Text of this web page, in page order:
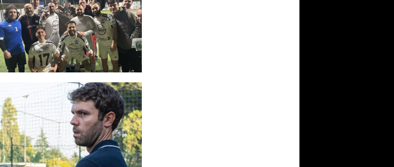
#SerieC2Futsal, ripescaggi
stagione 2026-27: la classifica
completa